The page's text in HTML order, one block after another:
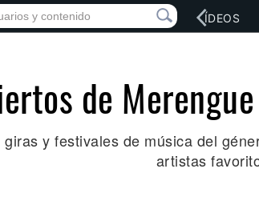
RED SOCIAL MÚSICA VÍDEOS
de
y festivales de música del
artistas